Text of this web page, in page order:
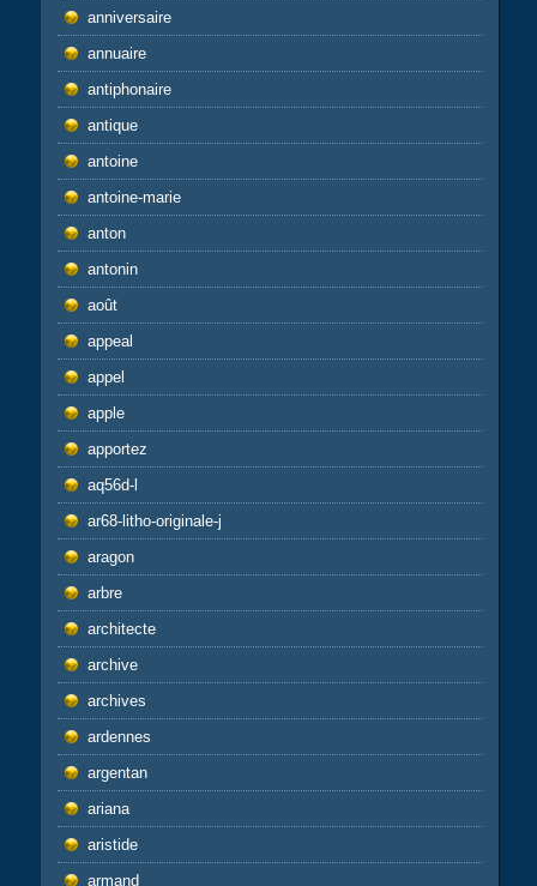
anniversaire
annuaire
antiphonaire
antique
antoine
antoine-marie
anton
antonin
août
appeal
appel
apple
apportez
aq56d-l
ar68-litho-originale-j
aragon
arbre
architecte
archive
archives
ardennes
argentan
ariana
aristide
armand